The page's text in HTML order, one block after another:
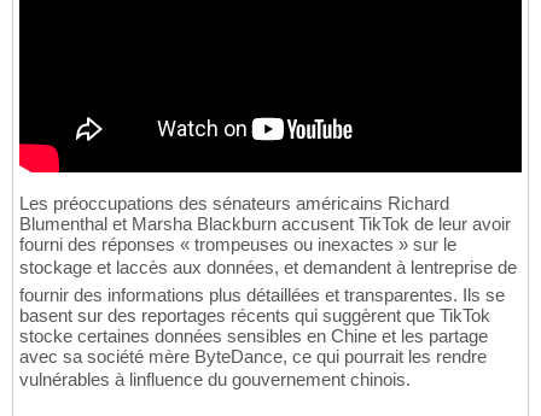
Les préoccupations des sénateurs américains Richard
Blumenthal et Marsha Blackburn accusent TikTok de leur avoir
fourni des réponses « trompeuses ou inexactes » sur le
stockage et laccès aux données, et demandent à lentreprise de
fournir des informations plus détaillées et transparentes. Ils se
basent sur des reportages récents qui suggèrent que TikTok
stocke certaines données sensibles en Chine et les partage
avec sa société mère ByteDance, ce qui pourrait les rendre
vulnérables à linfluence du gouvernement chinois.